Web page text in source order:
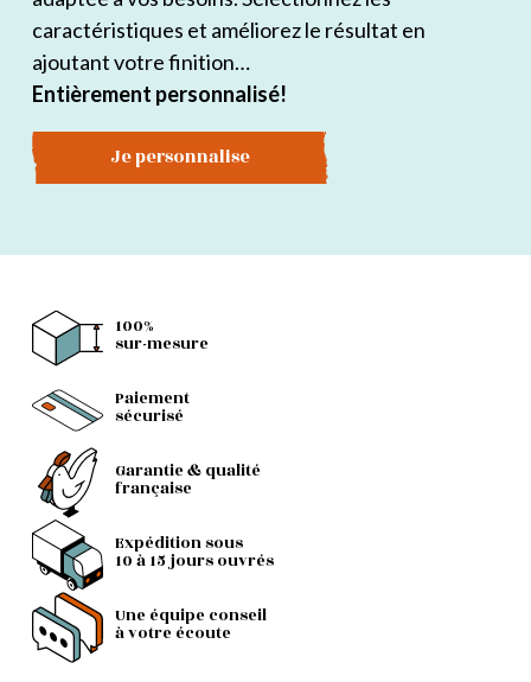
caractéristiques et améliorez le résultat en
ajoutant votre finition…
Entièrement personnalisé!
Je personnalise
100%
sur-mesure
Paiement
sécurisé
Garantie & qualité
française
Expédition sous
10 à 15 jours ouvrés
Une équipe conseil
à votre écoute